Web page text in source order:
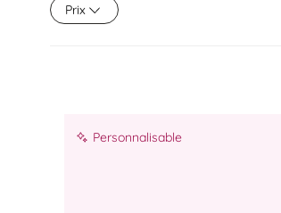
Prix
Personnalisable